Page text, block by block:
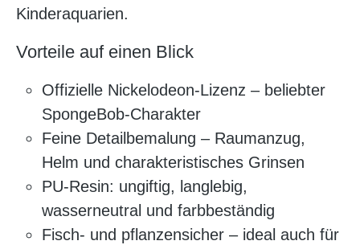
Kinderaquarien.
Vorteile auf einen Blick
Offizielle Nickelodeon-Lizenz – beliebter
SpongeBob-Charakter
Feine Detailbemalung – Raumanzug,
Helm und charakteristisches Grinsen
PU‑Resin: ungiftig, langlebig,
wasserneutral und farbbeständig
Fisch- und pflanzensicher – ideal auch für